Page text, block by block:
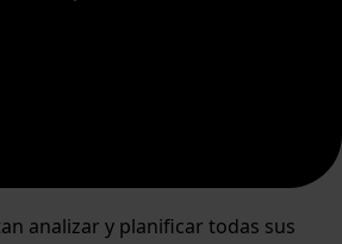
analizar y planificar todas sus